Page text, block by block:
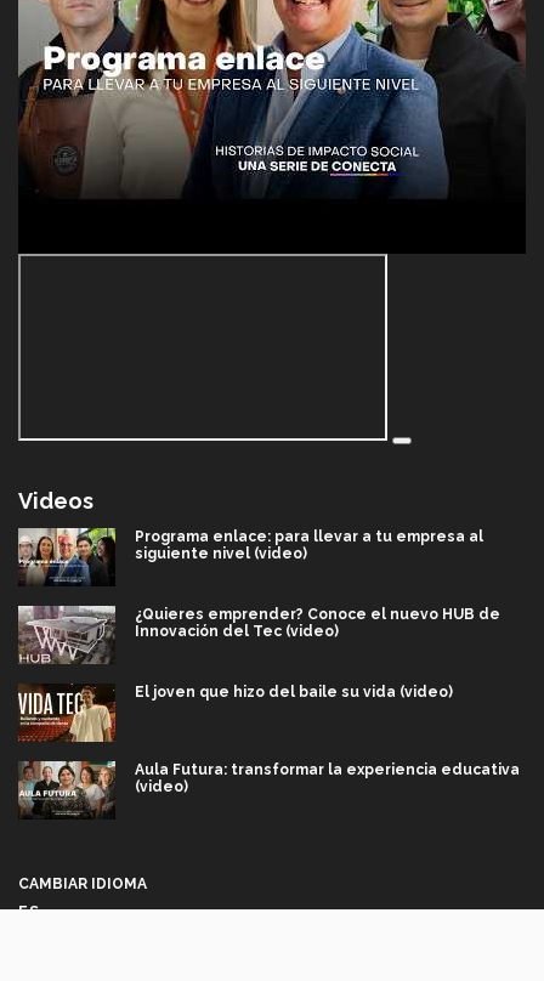
Videos
Programa enlace: para llevar a tu empresa al
siguiente nivel (video)
¿Quieres emprender? Conoce el nuevo HUB de
Innovación del Tec (video)
El joven que hizo del baile su vida (video)
Aula Futura: transformar la experiencia educativa
(video)
CAMBIAR IDIOMA
ES